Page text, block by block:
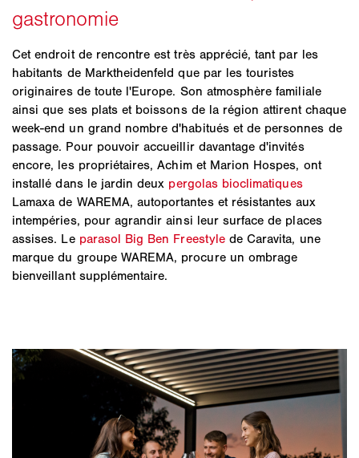
Cet endroit de rencontre est très apprécié, tant par les
habitants de Marktheidenfeld que par les touristes
originaires de toute l'Europe. Son atmosphère familiale
ainsi que ses plats et boissons de la région attirent chaque
week-end un grand nombre d'habitués et de personnes de
passage. Pour pouvoir accueillir davantage d'invités
encore, les propriétaires, Achim et Marion Hospes, ont
installé dans le jardin deux pergolas bioclimatiques
Lamaxa de WAREMA, autoportantes et résistantes aux
intempéries, pour agrandir ainsi leur surface de places
assises. Le parasol Big Ben Freestylede Caravita, une
marque du groupe WAREMA, procure un ombrage
bienveillant supplémentaire.